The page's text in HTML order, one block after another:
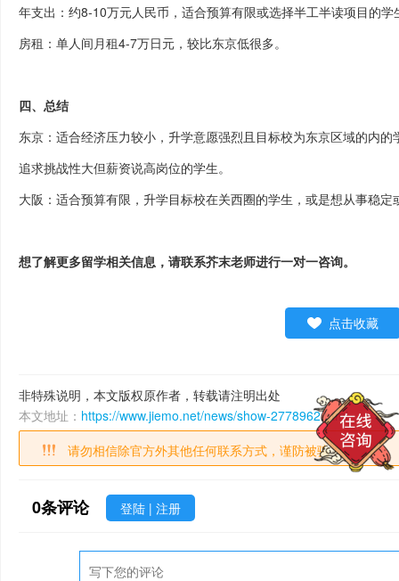
年支出：约8-10万元人民币，适合预算有限或选择半工半读项目的学
房租：单人间月租4-7万日元， 较比东京低很多。
四、 总结
东京：适合经济压力较小，升学意愿强烈且目标校为东京区域的内
追求挑战性大但薪资说高岗位的学生。
大阪：适合预算有限，升学目标校在关西圈的学生，或是想从事稳
想了解更多留学相关信息，请联系芥末老师进行一对一咨询。
点击收藏
非特殊说明，本文版权原作者，转载请注明出处
本文地址： https://www.jiemo.net/news/show-2778962.html
请勿相信除官方外其他任何联系方式，谨防被骗！
0条评论 登陆 | 注册